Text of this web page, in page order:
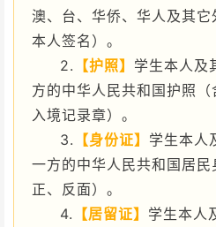
澳、台、华侨、华人及其
本人签名）。
2.
【护照】 学生本人及
方的中华人民共和国护照
入境记录章）。
3.
【身份证】 学生本人
一方的中华人民共和国居
正、反面）。
4.
【居留证】 学生本人